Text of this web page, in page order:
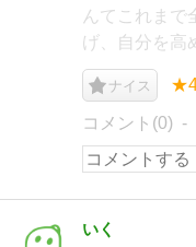
んてこれまで
げ、自分を高
ナイス
コメント(0)
いく